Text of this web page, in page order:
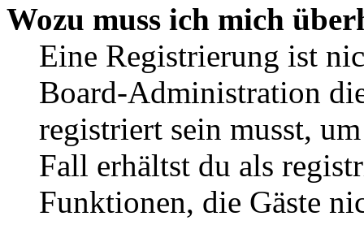
Wozu muss ich mich
Eine Registrierung ist
Board-Administration
registriert sein musst,
Fall erhältst du als
Funktionen, die Gäste